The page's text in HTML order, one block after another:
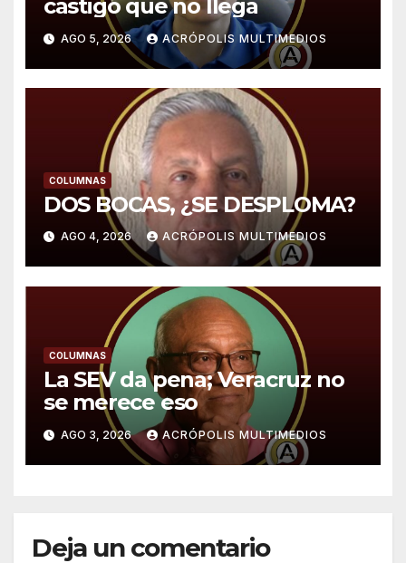
castigo que no llega
AGO 5, 2026 ACRÓPOLIS MULTIMEDIOS
COLUMNAS
DOS BOCAS, ¿SE DESPLOMA?
AGO 4, 2026 ACRÓPOLIS MULTIMEDIOS
COLUMNAS
La SEV da pena; Veracruz no
se merece eso
AGO 3, 2026 ACRÓPOLIS MULTIMEDIOS
Deja un comentario